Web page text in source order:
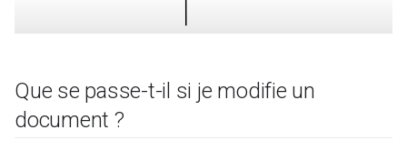
Que se passe-t-il si je modifie un
document ?